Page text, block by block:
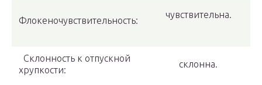
Флокеночувствительность:
чувствительна.
Склонность к отпускной
хрупкости:
склонна.